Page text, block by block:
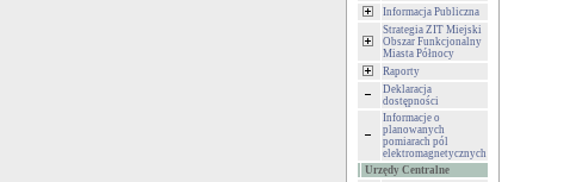
Informacja Publiczna
Strategia ZIT Miejski
Obszar Funkcjonalny
Miasta Północy
Raporty
Deklaracja
dostępności
Informacje o
planowanych
pomiarach pól
elektromagnetycznych
Urzędy Centralne